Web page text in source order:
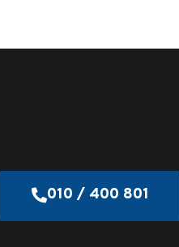
010 / 400 801